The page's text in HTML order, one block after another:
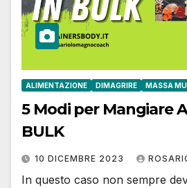
ALIMENTAZIONE DIMAGRIRE MASSA
5 Modi per Mangiare
BULK
10 DICEMBRE 2023
In questo caso non sempre